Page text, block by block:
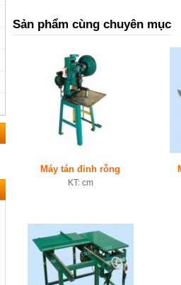
Sản phẩm cùng chuyên mục
Máy tán đinh rỗng
KT: cm